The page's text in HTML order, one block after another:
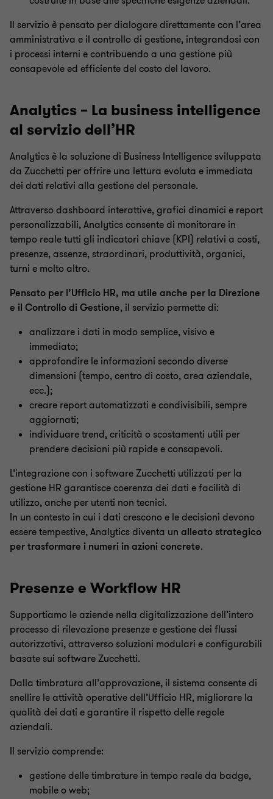
Il servizio è pensato per dialogare direttamente con l’area
amministrativa e il controllo di gestione, integrandosi con
i processi interni e contribuendo a una gestione più
consapevole ed efficiente del costo del lavoro.
Analytics – La business intelligence
al servizio dell’HR
Analytics è la soluzione di Business Intelligence sviluppata
da Zucchetti per offrire una lettura evoluta e immediata
dei dati relativi alla gestione del personale.
Attraverso dashboard interattive, grafici dinamici e report
personalizzabili, Analytics consente di monitorare in
tempo reale tutti gli indicatori chiave (KPI) relativi a costi,
presenze, assenze, straordinari, produttività, organici,
turni e molto altro.
Pensato per l’Ufficio HR, ma utile anche per la Direzione
e il Controllo di Gestione, il servizio permette di:
analizzare i dati in modo semplice, visivo e
immediato;
approfondire le informazioni secondo diverse
dimensioni (tempo, centro di costo, area aziendale,
ecc.);
creare report automatizzati e condivisibili, sempre
aggiornati;
individuare trend, criticità o scostamenti utili per
prendere decisioni più rapide e consapevoli.
L’integrazione con i software Zucchetti utilizzati per la
gestione HR garantisce coerenza dei dati e facilità di
utilizzo, anche per utenti non tecnici.
In un contesto in cui i dati crescono e le decisioni devono
essere tempestive, Analytics diventa un alleato strategico
per trasformare i numeri in azioni concrete.
Presenze e Workflow HR
Supportiamo le aziende nella digitalizzazione dell’intero
processo di rilevazione presenze e gestione dei flussi
autorizzativi, attraverso soluzioni modulari e configurabili
basate sui software Zucchetti.
Dalla timbratura all’approvazione, il sistema consente di
snellire le attività operative dell’Ufficio HR, migliorare la
qualità dei dati e garantire il rispetto delle regole
aziendali.
Il servizio comprende:
gestione delle timbrature in tempo reale da badge,
mobile o web;